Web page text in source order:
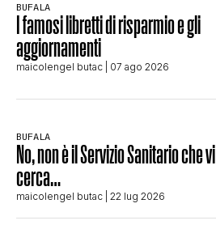
BUFALA
I famosi libretti di risparmio e gli
aggiornamenti
maicolengel butac | 07 ago 2026
BUFALA
No, non è il Servizio Sanitario che vi
cerca…
maicolengel butac | 22 lug 2026